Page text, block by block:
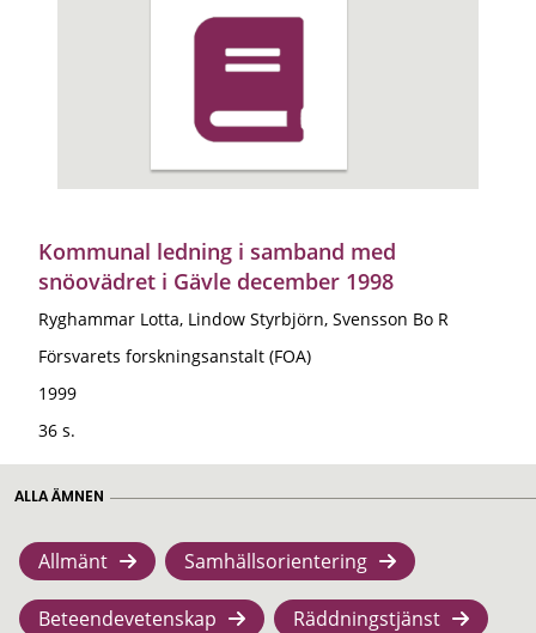
Kommunal ledning i samband med
snöovädret i Gävle december 1998
Ryghammar Lotta, Lindow Styrbjörn, Svensson Bo R
Försvarets forskningsanstalt (FOA)
1999
36 s.
ALLA ÄMNEN
Allmänt Samhällsorientering
Beteendevetenskap Räddningstjänst